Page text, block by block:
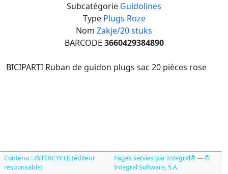
Subcatégorie Guidolines
Type Plugs Roze
Nom Zakje/20 stuks
BARCODE 3660429384890
BICIPARTI Ruban de guidon plugs sac 20 pièces rose
Contenu : INTERCYCLE (éditeur
responsable)
Pages servies par Integral® — ©
Integral Software, S.A.